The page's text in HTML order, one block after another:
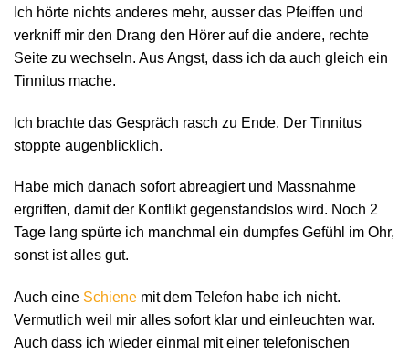
Ich hörte nichts anderes mehr, ausser das Pfeiffen und
verkniff mir den Drang den Hörer auf die andere, rechte
Seite zu wechseln. Aus Angst, dass ich da auch gleich ein
Tinnitus mache.
Ich brachte das Gespräch rasch zu Ende. Der Tinnitus
stoppte augenblicklich.
Habe mich danach sofort abreagiert und Massnahme
ergriffen, damit der Konflikt gegenstandslos wird. Noch 2
Tage lang spürte ich manchmal ein dumpfes Gefühl im Ohr,
sonst ist alles gut.
Auch eine Schiene mit dem Telefon habe ich nicht.
Vermutlich weil mir alles sofort klar und einleuchten war.
Auch dass ich wieder einmal mit einer telefonischen